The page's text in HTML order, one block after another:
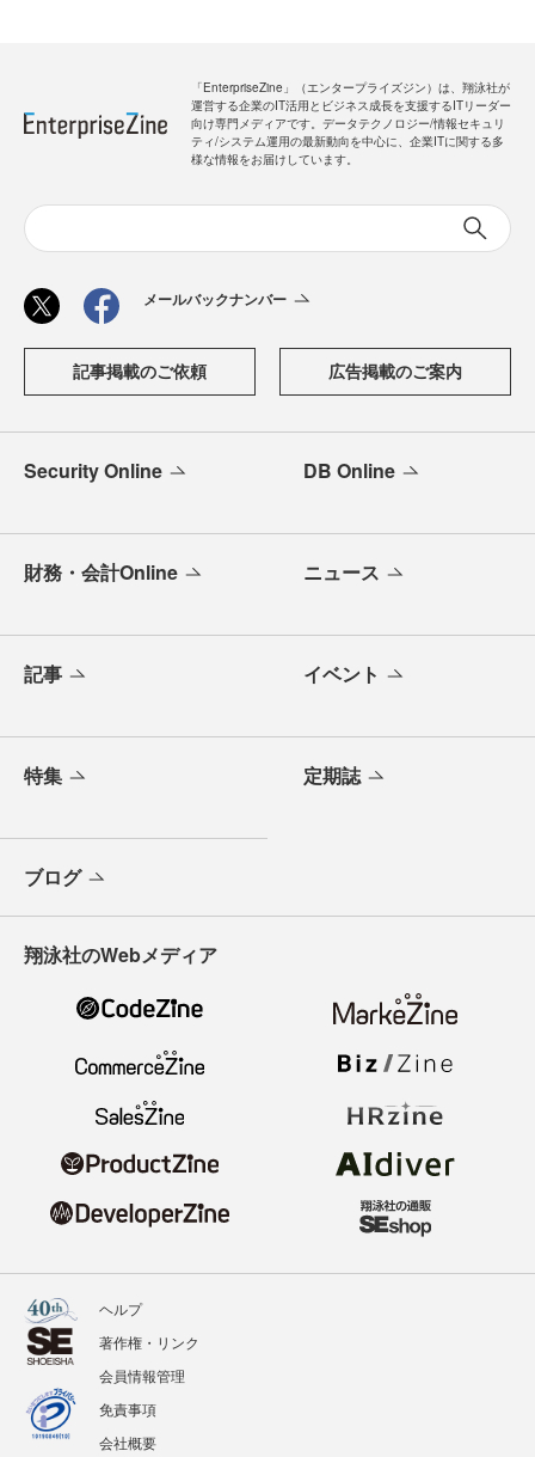
「EnterpriseZine」（エンタープライズジン）は、翔泳社が
運営する企業のIT活用とビジネス成長を支援するITリーダー
向け専門メディアです。データテクノロジー/情報セキュリ
ティ/システム運用の最新動向を中心に、企業ITに関する多
様な情報をお届けしています。
メールバックナンバー
記事掲載のご依頼 広告掲載のご案内
Security Online DB Online
財務・会計Online ニュース
記事 イベント
特集 定期誌
ブログ
翔泳社のWebメディア
ヘルプ
著作権・リンク
会員情報管理
免責事項
会社概要